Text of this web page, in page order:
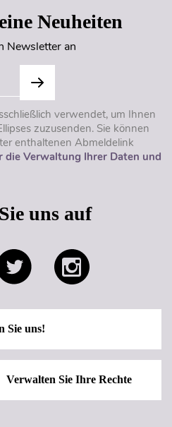
Neuheiten
Newsletter an
verwendet, um Ihnen
zuzusenden. Sie können
enthaltenen Abmeldelink
die Verwaltung Ihrer Daten und
uns auf
Sie uns!
Verwalten Sie Ihre Rechte